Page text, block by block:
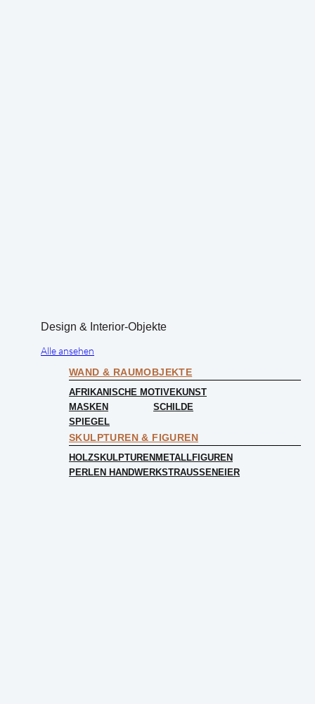
Design & Interior-Objekte
Alle ansehen
WAND & RAUMOBJEKTE
AFRIKANISCHE MOTIVEKUNST
MASKEN
SCHILDE
SPIEGEL
SKULPTUREN & FIGUREN
HOLZSKULPTURENMETALLFIGUREN
PERLEN HANDWERKSTRAUSSENEIER